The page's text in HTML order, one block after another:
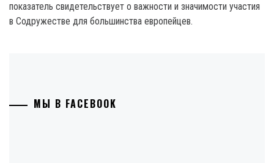
показатель свидетельствует о важности и значимости участия
в Содружестве для большинства европейцев.
МЫ В FACEBOOK